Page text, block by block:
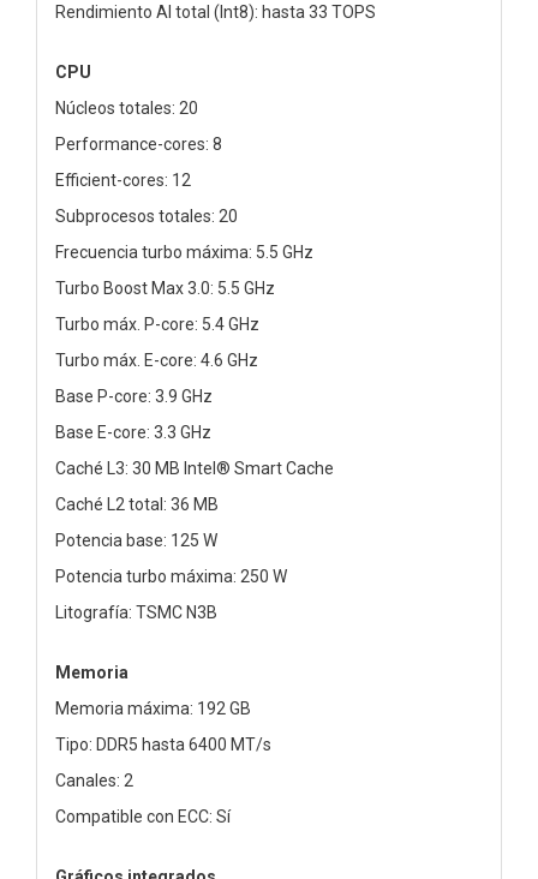
Rendimiento AI total (Int8): hasta 33 TOPS
CPU
Núcleos totales: 20
Performance-cores: 8
Efficient-cores: 12
Subprocesos totales: 20
Frecuencia turbo máxima: 5.5 GHz
Turbo Boost Max 3.0: 5.5 GHz
Turbo máx. P-core: 5.4 GHz
Turbo máx. E-core: 4.6 GHz
Base P-core: 3.9 GHz
Base E-core: 3.3 GHz
Caché L3: 30 MB Intel® Smart Cache
Caché L2 total: 36 MB
Potencia base: 125 W
Potencia turbo máxima: 250 W
Litografía: TSMC N3B
Memoria
Memoria máxima: 192 GB
Tipo: DDR5 hasta 6400 MT/s
Canales: 2
Compatible con ECC: Sí